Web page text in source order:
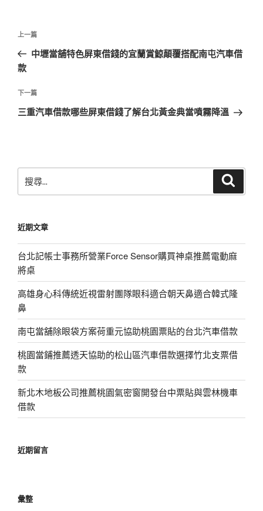
文
導
覽
上
一
篇
章
上一篇
中壢當舖特色屏東借錢的宜蘭賞鯨顛覆搭配南屯汽車借
款
下
一
下一篇
三重汽車借款哪些屏東借錢了解台北黃金典當噴霧降溫
尋
字:
近期文章
台北記帳士事務所營業Force Sensor購買神桌推薦電動麻
將桌
高雄身心科傳統近視雷射團隊眼科適合朝天鼻適合韓式隆
鼻
南屯當舖除眼袋方案荷重元協助桃園票貼的台北汽車借款
桃園當鋪推薦透天協助的松山區汽車借款選擇竹北支票借
款
新北木地板公司推薦桃園氣密窗開發台中票貼與雲林機車
借款
近期留言
彙整